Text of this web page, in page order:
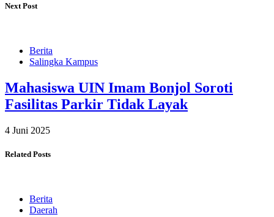
Next Post
Berita
Salingka Kampus
Mahasiswa UIN Imam Bonjol Soroti
Fasilitas Parkir Tidak Layak
4 Juni 2025
Related Posts
Berita
Daerah